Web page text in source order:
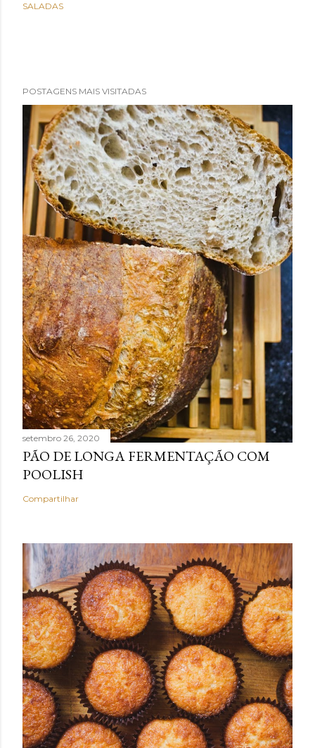
SALADAS
POSTAGENS MAIS VISITADAS
setembro 26, 2020
PÃO DE LONGA FERMENTAÇÃO COM
POOLISH
Compartilhar